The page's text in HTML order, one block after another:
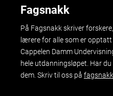
Fagsnakk
På Fagsnakk skriver
lærere for alle som er
Cappelen Damm
hele utdanningsløpet. Har
dem. Skriv til oss på